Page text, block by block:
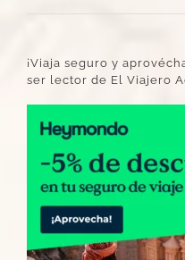
¡Viaja seguro y
ser lector de El Viajero